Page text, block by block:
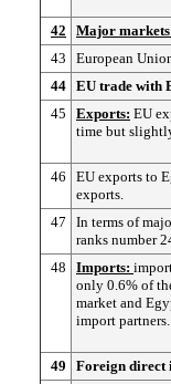
42
Major
43
European
44 EU trade with
45
Exports: EU
time but
46
EU exports to
exports.
47
In terms of
ranks number
48
Imports:
only 0.6% of
market and
import partners.
49
Foreign direct